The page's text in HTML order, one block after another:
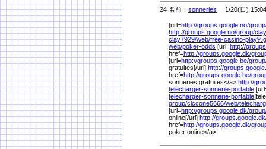
24 名前： sonneries 1/20(日) 15:04
[url=http://groups.google.no/
http://groups.google.no/group/
clay7929/web/free-casino-play%
web/poker-odds [url=http://
href=http://groups.google.dk/
[url=http://groups.google.be/
gratuites[/url] http://
href=http://groups.google.be/
sonneries gratuites</a> http://
telecharger-sonnerie-portable
telecharger-sonnerie-portable
group/ciccone5666/web/
[url=http://groups.google.dk/
online[/url] http://
href=http://groups.google.dk/
poker online</a>